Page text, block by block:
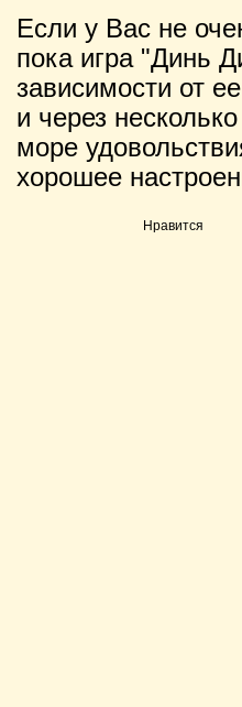
Если у Вас не
пока игра "Динь
зависимости от
и через
море
хорошее
Нравится